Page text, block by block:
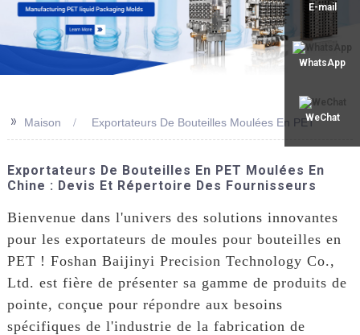
E-mail
WhatsApp
WeChat
>> Maison Exportateurs De Bouteilles Moulées En PET
Exportateurs De Bouteilles En PET Moulées En
Chine : Devis Et Répertoire Des Fournisseurs
Bienvenue dans l'univers des solutions innovantes
pour les exportateurs de moules pour bouteilles en
PET ! Foshan Baijinyi Precision Technology Co.,
Ltd. est fière de présenter sa gamme de produits de
pointe, conçue pour répondre aux besoins
spécifiques de l'industrie de la fabrication de